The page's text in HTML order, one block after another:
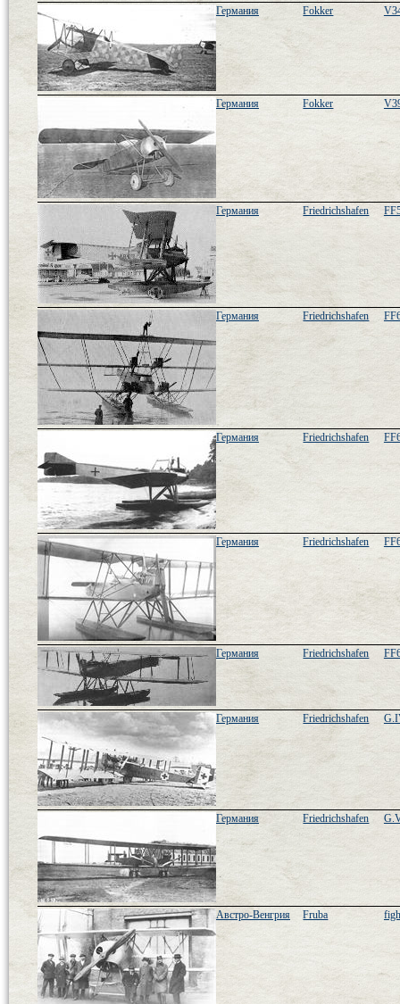
Германия Fokker
Германия Fokker
Германия Friedrichshafen
Германия Friedrichshafen
Германия Friedrichshafen
Германия Friedrichshafen
Германия Friedrichshafen
Германия Friedrichshafen
Германия Friedrichshafen
Австро-Венгрия Fruba